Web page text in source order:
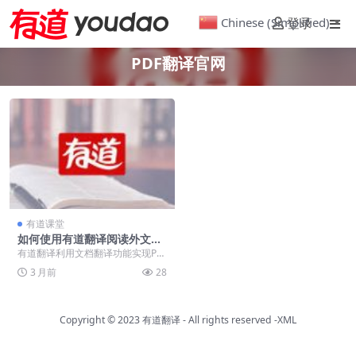
登录
PDF翻译官网
有道课堂
如何使用有道翻译阅读外文PD
F？一键保留排版的完整教程
有道翻译利用文档翻译功能实现PD
F一键还原排版，精准解析外文文
献。配合高精度OC...
3 月前 28
Copyright © 2023有道翻译- All rights reserved -XML
Chinese (Simplified) ▼